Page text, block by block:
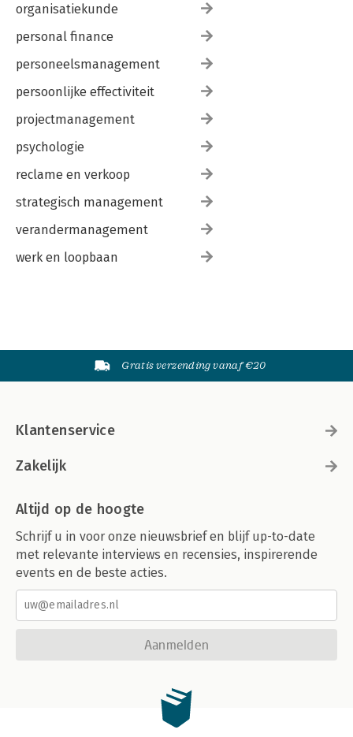
organisatiekunde
personal finance
personeelsmanagement
persoonlijke effectiviteit
projectmanagement
psychologie
reclame en verkoop
strategisch management
verandermanagement
werk en loopbaan
Gratis verzending vanaf €20
Klantenservice
Zakelijk
Altijd op de hoogte
Schrijf u in voor onze nieuwsbrief en blijf up-to-date
met relevante interviews en recensies, inspirerende
events en de beste acties.
Aanmelden